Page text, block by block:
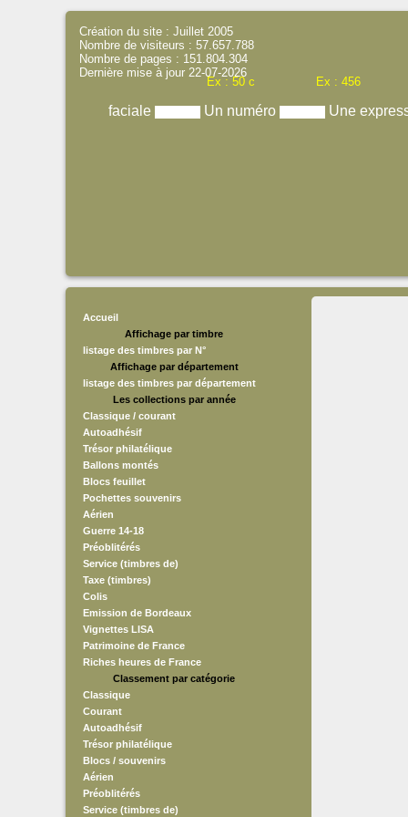
Ex : 50 c Ex : 456
faciale Un numéro Une
Création du site : Juillet 2005
Nombre de visiteurs : 57.657.788
Nombre de pages : 151.804.304
Dernière mise à jour 22-07-2026
Accueil
Affichage par timbre
listage des timbres par N°
Affichage par département
listage des timbres par département
Les collections par année
Classique / courant
Autoadhésif
Trésor philatélique
Ballons montés
Blocs feuillet
Pochettes souvenirs
Aérien
Guerre 14-18
Préoblitérés
Service (timbres de)
Taxe (timbres)
Colis
Emission de Bordeaux
Vignettes LISA
Patrimoine de France
Riches heures de France
Classement par catégorie
Classique
Courant
Autoadhésif
Trésor philatélique
Blocs / souvenirs
Aérien
Préoblitérés
Service (timbres de)